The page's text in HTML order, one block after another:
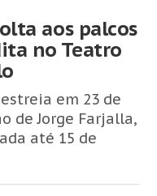
aos palcos
no Teatro
em 23 de
de Jorge Farjalla,
até 15 de